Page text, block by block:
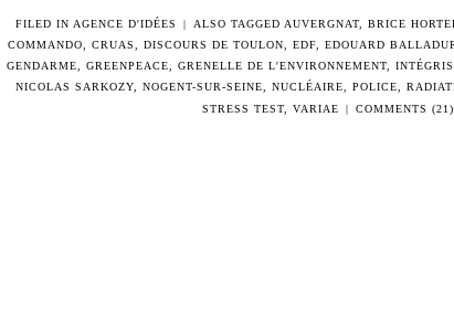
FILED IN AGENCE D'IDÉES | ALSO TAGGED AUVERGNAT ,BRICE
COMMANDO
CRUAS DISCOURS DE TOULON EDF EDOUARD
GENDARME
GREENPEACE GRENELLE DE L'ENVIRONNEMENT
NICOLAS SARKOZY
NOGENT-SUR-SEINE NUCLÉAIRE POLICE
STRESS TEST, VARIAE | COMMENTS (21)